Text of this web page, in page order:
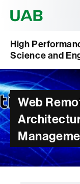
High
Science and
Web